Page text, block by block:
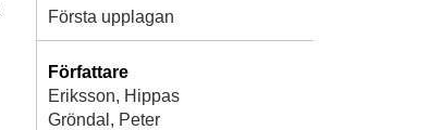
Första upplagan
Författare
Eriksson, Hippas
Gröndal, Peter